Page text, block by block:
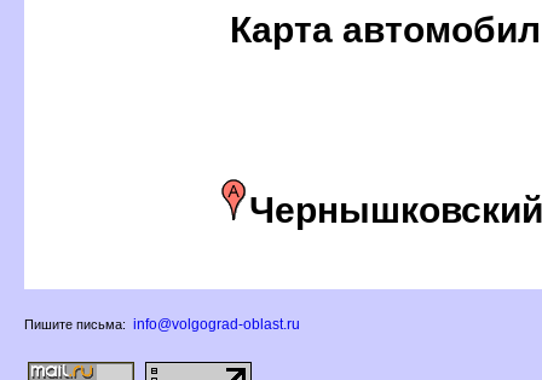
Карта
Чернышковский
Пишите письма: info@volgograd-oblast.ru